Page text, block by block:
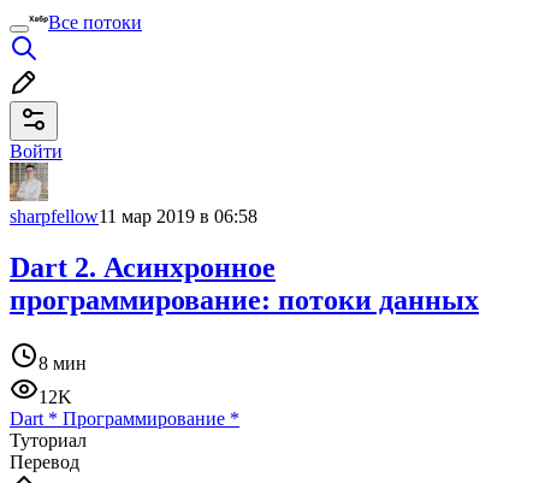
Все потоки
Войти
sharpfellow11 мар 2019 в 06:58
Dart 2. Асинхронное
программирование: потоки данных
8 мин
12K
Dart * Программирование *
Туториал
Перевод